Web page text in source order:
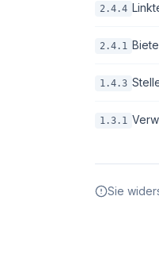
2.4.4
2.4.1
1.4.3
1.3.1
Sie